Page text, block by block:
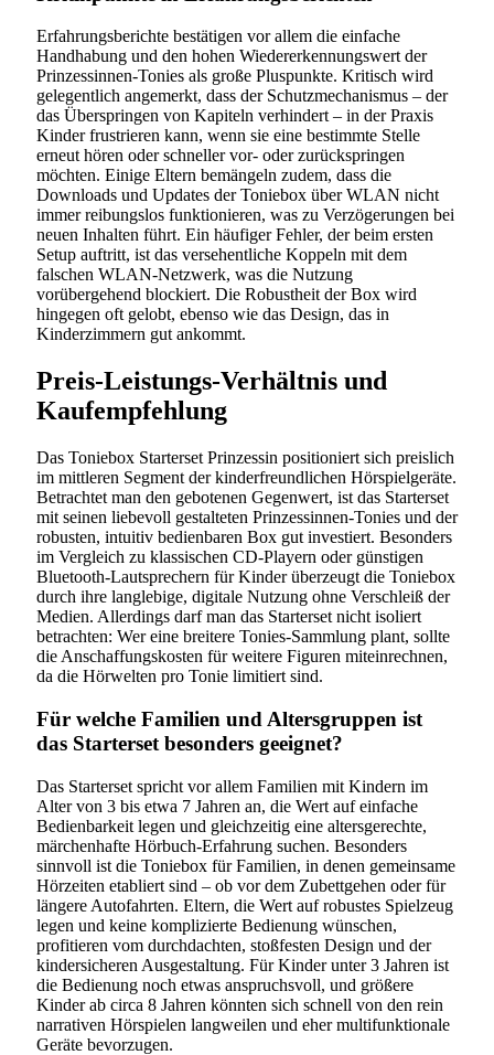
Erfahrungsberichte bestätigen vor allem die einfache
Handhabung und den hohen Wiedererkennungswert der
Prinzessinnen-Tonies als große Pluspunkte. Kritisch wird
gelegentlich angemerkt, dass der Schutzmechanismus – der
das Überspringen von Kapiteln verhindert – in der Praxis
Kinder frustrieren kann, wenn sie eine bestimmte Stelle
erneut hören oder schneller vor- oder zurückspringen
möchten. Einige Eltern bemängeln zudem, dass die
Downloads und Updates der Toniebox über WLAN nicht
immer reibungslos funktionieren, was zu Verzögerungen bei
neuen Inhalten führt. Ein häufiger Fehler, der beim ersten
Setup auftritt, ist das versehentliche Koppeln mit dem
falschen WLAN-Netzwerk, was die Nutzung
vorübergehend blockiert. Die Robustheit der Box wird
hingegen oft gelobt, ebenso wie das Design, das in
Kinderzimmern gut ankommt.
Preis-Leistungs-Verhältnis und
Kaufempfehlung
Das Toniebox Starterset Prinzessin positioniert sich preislich
im mittleren Segment der kinderfreundlichen Hörspielgeräte.
Betrachtet man den gebotenen Gegenwert, ist das Starterset
mit seinen liebevoll gestalteten Prinzessinnen-Tonies und der
robusten, intuitiv bedienbaren Box gut investiert. Besonders
im Vergleich zu klassischen CD-Playern oder günstigen
Bluetooth-Lautsprechern für Kinder überzeugt die Toniebox
durch ihre langlebige, digitale Nutzung ohne Verschleiß der
Medien. Allerdings darf man das Starterset nicht isoliert
betrachten: Wer eine breitere Tonies-Sammlung plant, sollte
die Anschaffungskosten für weitere Figuren miteinrechnen,
da die Hörwelten pro Tonie limitiert sind.
Für welche Familien und Altersgruppen ist
das Starterset besonders geeignet?
Das Starterset spricht vor allem Familien mit Kindern im
Alter von 3 bis etwa 7 Jahren an, die Wert auf einfache
Bedienbarkeit legen und gleichzeitig eine altersgerechte,
märchenhafte Hörbuch-Erfahrung suchen. Besonders
sinnvoll ist die Toniebox für Familien, in denen gemeinsame
Hörzeiten etabliert sind – ob vor dem Zubettgehen oder für
längere Autofahrten. Eltern, die Wert auf robustes Spielzeug
legen und keine komplizierte Bedienung wünschen,
profitieren vom durchdachten, stoßfesten Design und der
kindersicheren Ausgestaltung. Für Kinder unter 3 Jahren ist
die Bedienung noch etwas anspruchsvoll, und größere
Kinder ab circa 8 Jahren könnten sich schnell von den rein
narrativen Hörspielen langweilen und eher multifunktionale
Geräte bevorzugen.